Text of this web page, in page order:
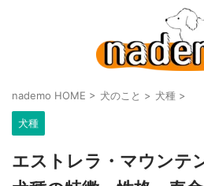
nademo HOME > 犬のこと > 犬種 >
犬種
エストレラ・マウンテ